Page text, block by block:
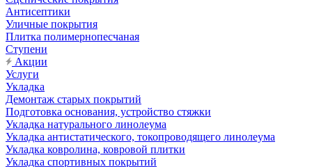
Антисептики
Уличные покрытия
Плитка полимернопесчаная
Ступени
Акции
Услуги
Укладка
Демонтаж старых покрытий
Подготовка основания, устройство стяжки
Укладка натурального линолеума
Укладка антистатического, токопроводящего линолеума
Укладка ковролина, ковровой плитки
Укладка спортивных покрытий